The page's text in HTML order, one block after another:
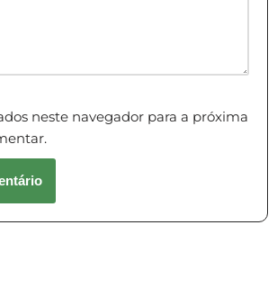
neste navegador para a próxima